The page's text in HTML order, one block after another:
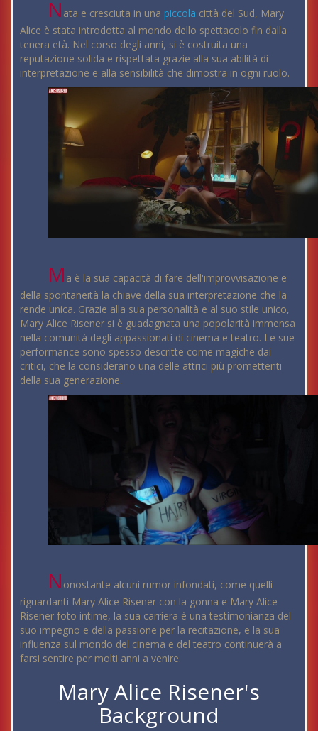
N ata e cresciuta in una piccola città del Sud, Mary
Alice è stata introdotta al mondo dello spettacolo fin dalla
tenera età. Nel corso degli anni, si è costruita una
reputazione solida e rispettata grazie alla sua abilità di
interpretazione e alla sensibilità che dimostra in ogni ruolo.
M a è la sua capacità di fare dell'improvvisazione e
della spontaneità la chiave della sua interpretazione che la
rende unica. Grazie alla sua personalità e al suo stile unico,
Mary Alice Risener si è guadagnata una popolarità immensa
nella comunità degli appassionati di cinema e teatro. Le sue
performance sono spesso descritte come magiche dai
critici, che la considerano una delle attrici più promettenti
della sua generazione.
N onostante alcuni rumor infondati, come quelli
riguardanti Mary Alice Risener con la gonna e Mary Alice
Risener foto intime, la sua carriera è una testimonianza del
suo impegno e della passione per la recitazione, e la sua
influenza sul mondo del cinema e del teatro continuerà a
farsi sentire per molti anni a venire.
Mary Alice Risener's
Background